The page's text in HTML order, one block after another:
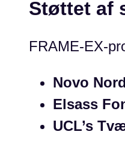
Støttet af
FRAME-EX-
Novo
Elsass
UCL’s